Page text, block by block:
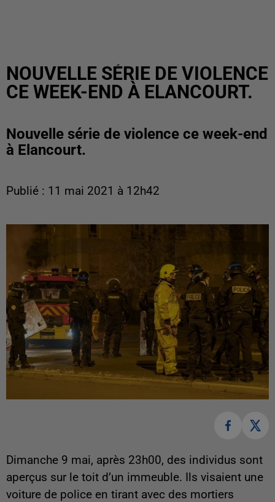
NOUVELLE SÉRIE DE VIOLENCE
CE WEEK-END À ELANCOURT.
Nouvelle série de violence ce week-end
à Elancourt.
Publié : 11 mai 2021 à 12h42
Dimanche 9 mai, après 23h00, des individus sont
aperçus sur le toit d’un immeuble. Ils visaient une
voiture de police en tirant avec des mortiers